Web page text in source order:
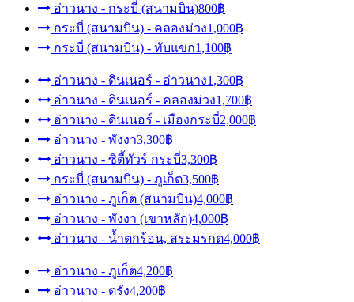
อ่าวนาง - กระบี่ (สนามบิน)800฿
กระบี่ (สนามบิน) - คลองม่วง1,000฿
กระบี่ (สนามบิน) - ทับแขก1,100฿
อ่าวนาง - ดินเนอร์ - อ่าวนาง1,300฿
อ่าวนาง - ดินเนอร์ - คลองม่วง1,700฿
อ่าวนาง - ดินเนอร์ - เมืองกระบี่2,000฿
อ่าวนาง - พังงา3,300฿
อ่าวนาง - ซิตี้ทัวร์ กระบี่3,300฿
กระบี่ (สนามบิน) - ภูเก็ต3,500฿
อ่าวนาง - ภูเก็ต (สนามบิน)4,000฿
อ่าวนาง - พังงา (เขาหลัก)4,000฿
อ่าวนาง - น้ำตกร้อน, สระมรกต4,000฿
อ่าวนาง - ภูเก็ต4,200฿
อ่าวนาง - ตรัง4,200฿